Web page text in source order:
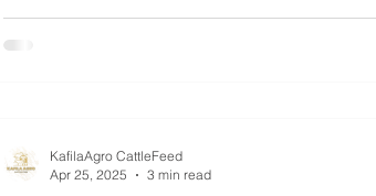
KafilaAgro CattleFeed
Apr 25, 2025
3 min read